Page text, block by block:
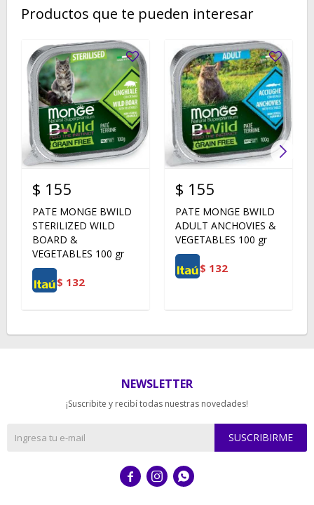
Productos que te pueden interesar
$ 155
PATE MONGE BWILD
STERILIZED WILD
BOARD &
VEGETABLES 100 gr
$ 132
$ 155
PATE MONGE BWILD
ADULT ANCHOVIES &
VEGETABLES 100 gr
$ 132
NEWSLETTER
¡Suscribite y recibí todas nuestras novedades!
SUSCRIBIRME
  